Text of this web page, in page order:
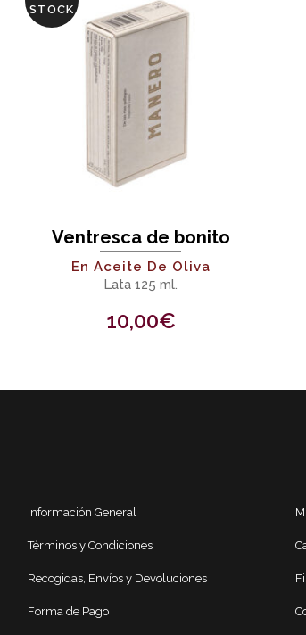
STOCK
Ventresca de bonito
En Aceite De Oliva
Lata 125 ml.
10,00€
Información General
Términos y Condiciones
Recogidas, Envíos y Devoluciones
Forma de Pago